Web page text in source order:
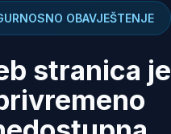
OBAVJEŠTENJE
stranica je